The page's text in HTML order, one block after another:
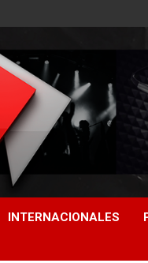
INTERNACIONALES